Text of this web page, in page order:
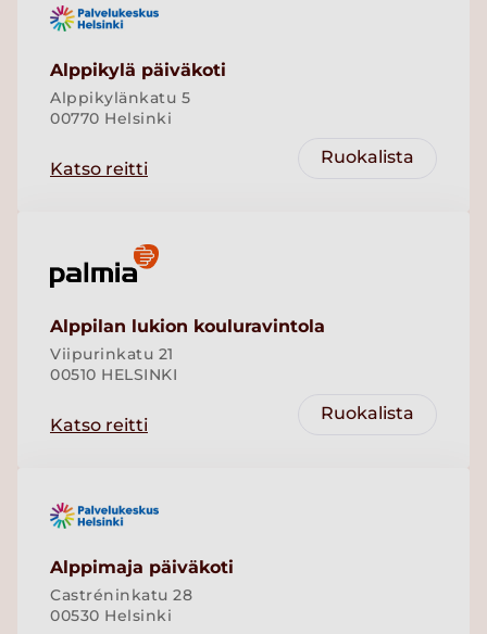
Alppikylä päiväkoti
Alppikylänkatu 5
00770 Helsinki
Katso reitti
Ruokalista
Alppilan lukion kouluravintola
Viipurinkatu 21
00510 HELSINKI
Katso reitti
Ruokalista
Alppimaja päiväkoti
Castréninkatu 28
00530 Helsinki